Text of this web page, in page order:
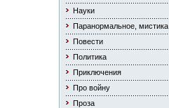
Науки
Паранормальное, мистика
Повести
Политика
Приключения
Про войну
Проза